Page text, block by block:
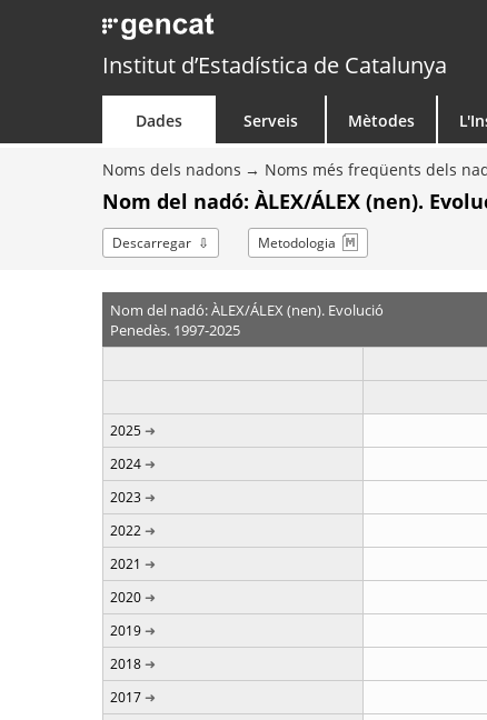
Institut d’Estadística de Catalunya
Dades Serveis Mètodes
Noms dels nadons Noms més freqüents dels
Nom del nadó: ÀLEX/ÁLEX (nen).
Descarregar Metodologia
Nom del nadó: ÀLEX/ÁLEX (nen). Evolució
Penedès. 1997-2025
2025
2024
2023
2022
2021
2020
2019
2018
2017